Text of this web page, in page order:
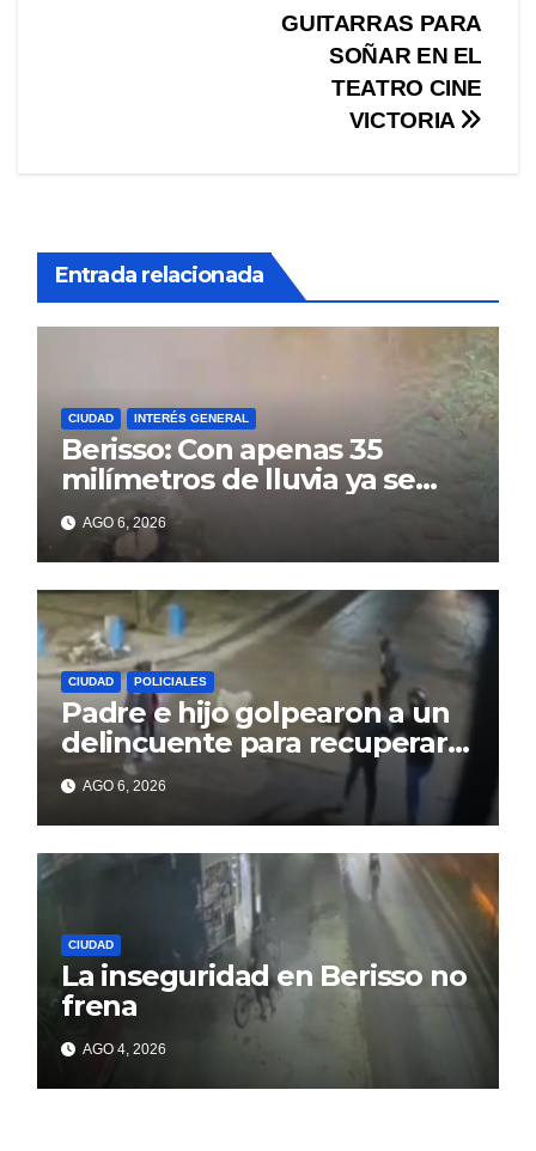
GUITARRAS PARA
SOÑAR EN EL
TEATRO CINE
VICTORIA
Entrada relacionada
CIUDAD INTERÉS GENERAL
Berisso: Con apenas 35
milímetros de lluvia ya se
sienten los problemas
AGO 6, 2026
CIUDAD POLICIALES
Padre e hijo golpearon a un
delincuente para recuperar
un celular robado en Berisso
AGO 6, 2026
CIUDAD
La inseguridad en Berisso no
frena
AGO 4, 2026